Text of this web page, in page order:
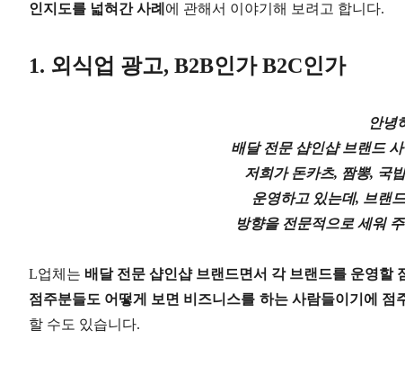
인지도를 넓혀간 사례 에 관해서 이야기해 보려고 합니다.
1. 외식업 광고, B2B인가 B2C인가
안녕
배달 전문 샵인샵 브랜드
저희가 돈카츠, 짬뽕, 국
운영하고 있는데, 브랜
방향을 전문적으로 세워
L업체는 배달 전문 샵인샵 브랜드면서 각 브랜드를 운영할
점주분들도 어떻게 보면 비즈니스를 하는 사람들이기에
할 수도 있습니다.